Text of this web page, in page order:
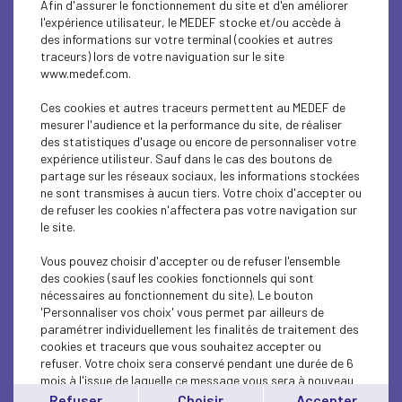
INTERNATIONAL - EUROPE
INTERNATIONAL - EUROPE
ECONOMY
ECONOMY
INTERNATIONAL - EUROPE
ECONOMY
ECONOMY
INTERNATIONAL - EUROPE
INTERNATIONAL - EUROPE
Afin d'assurer le fonctionnement du site et d'en améliorer
l'expérience utilisateur, le MEDEF stocke et/ou accède à
des informations sur votre terminal (cookies et autres
traceurs) lors de votre naviguation sur le site
www.medef.com.
Ces cookies et autres traceurs permettent au MEDEF de
mesurer l'audience et la performance du site, de réaliser
des statistiques d'usage ou encore de personnaliser votre
expérience utilisteur. Sauf dans le cas des boutons de
partage sur les réseaux sociaux, les informations stockées
ne sont transmises à aucun tiers. Votre choix d'accepter ou
de refuser les cookies n'affectera pas votre navigation sur
le site.
Vous pouvez choisir d'accepter ou de refuser l'ensemble
des cookies (sauf les cookies fonctionnels qui sont
nécessaires au fonctionnement du site). Le bouton
'Personnaliser vos choix' vous permet par ailleurs de
paramétrer individuellement les finalités de traitement des
cookies et traceurs que vous souhaitez accepter ou
refuser. Votre choix sera conservé pendant une durée de 6
mois à l'issue de laquelle ce message vous sera à nouveau
affiché..